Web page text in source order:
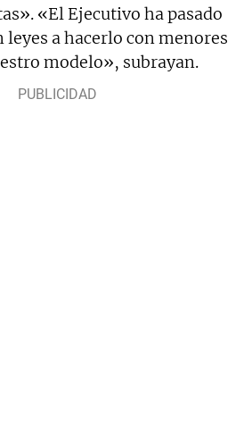
«El Ejecutivo ha pasado
leyes a hacerlo con menores
modelo», subrayan.